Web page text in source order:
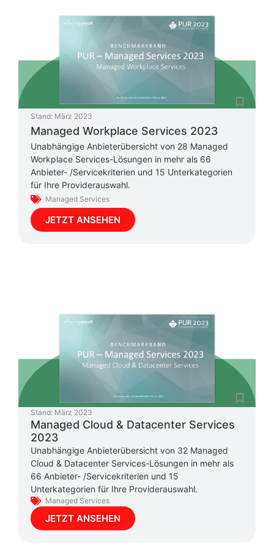
Stand: März 2023
Managed Workplace Services 2023
Unabhängige Anbieterübersicht von 28 Managed
Workplace Services-Lösungen in mehr als 66
Anbieter- /Servicekriterien und 15 Unterkategorien
für Ihre Providerauswahl.
Managed Services
JETZT ANSEHEN
Stand: März 2023
Managed Cloud & Datacenter Services
2023
Unabhängige Anbieterübersicht von 32 Managed
Cloud & Datacenter Services-Lösungen in mehr als
66 Anbieter- /Servicekriterien und 15
Unterkategorien für Ihre Providerauswahl.
Managed Services
JETZT ANSEHEN